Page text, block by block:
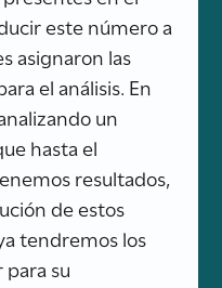
este número a
asignaron las
el análisis. En
un
hasta el
resultados,
de estos
tendremos los
su